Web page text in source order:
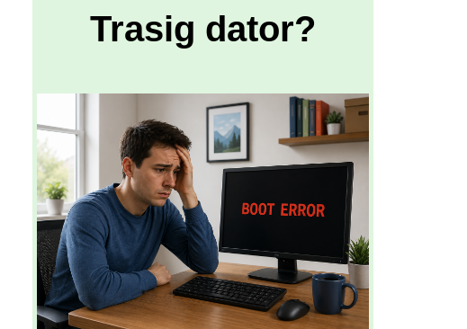
Trasig dator?